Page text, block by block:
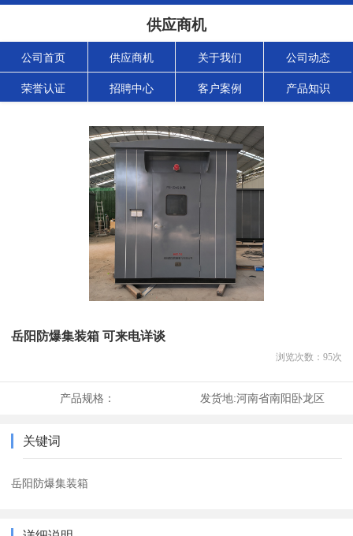
供应商机
公司首页 供应商机 关于我们 公司动态
荣誉认证 招聘中心 客户案例 产品知识
岳阳防爆集装箱 可来电详谈
浏览次数： 95次
产品规格： 发货地:河南省南阳卧龙区
关键词
岳阳防爆集装箱